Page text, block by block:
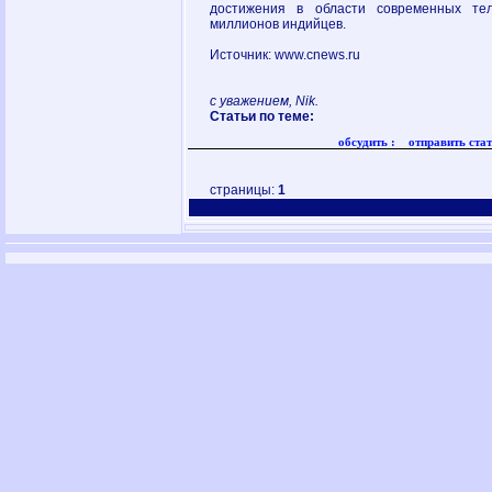
достижения в области современных
миллионов индийцев.
Источник: www.cnews.ru
с уважением, Nik.
Статьи по теме:
обсудить : отправить
страницы:1